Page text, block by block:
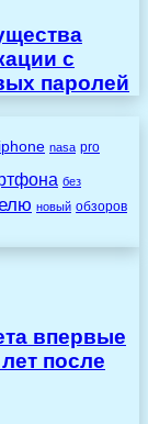
с
паролей
iphone nasa pro
без
новый обзоров
впервые
после